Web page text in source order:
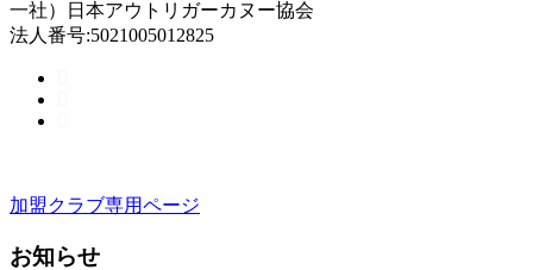
一社）日本アウトリガーカヌー協会
法人番号:5021005012825
加盟クラブ専用ページ
お知らせ